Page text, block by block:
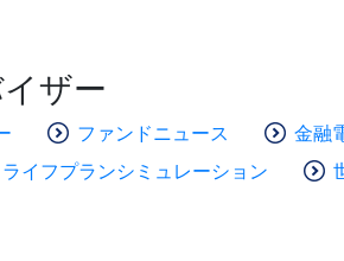
ザー
ファンドニュース 金融
ライフプランシミュレーション